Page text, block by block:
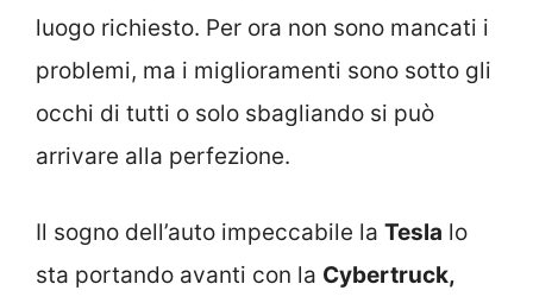
luogo richiesto. Per ora non sono mancati i
problemi, ma i miglioramenti sono sotto gli
occhi di tutti o solo sbagliando si può
arrivare alla perfezione.
Il sogno dell’auto impeccabile la Tesla lo
sta portando avanti con la Cybertruck,